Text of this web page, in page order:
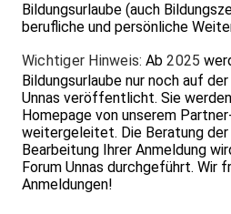
Bildungsurlaube (auch
berufliche und persönliche
Wichtiger Hinweis: Ab2025
Bildungsurlaube nur noch auf
Unnas veröffentlicht. Sie
Homepage von unserem
weitergeleitet. Die Beratung der
Bearbeitung Ihrer Anmeldung
Forum Unnas durchgeführt. Wir
Anmeldungen!